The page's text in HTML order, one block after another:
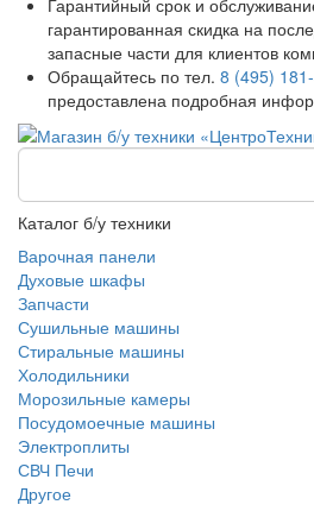
Гарантийный срок и
гарантированная скидка на
запасные части для клиентов
Обращайтесь по тел. 8 (495)
предоставлена подробная
Каталог б/у техники
Варочная панели
Духовые шкафы
Запчасти
Сушильные машины
Стиральные машины
Холодильники
Морозильные камеры
Посудомоечные машины
Электроплиты
СВЧ Печи
Другое